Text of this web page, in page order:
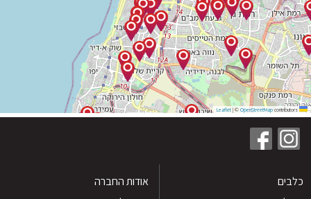
|©OpenStreetMap
אודות החברה